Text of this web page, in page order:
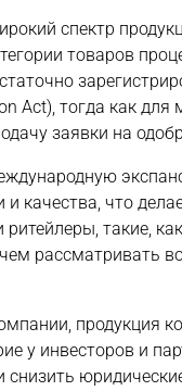
спектр
товаров
Act), тогда как для
заявки на
качества, что
такие,
рассматривать
продукция
у инвесторов и
снизить